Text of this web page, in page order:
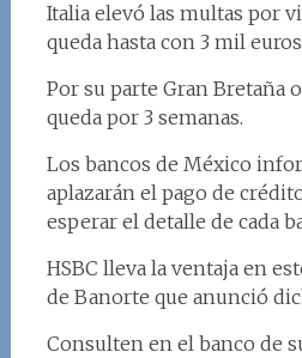
Italia elevó las multas por
queda hasta con 3 mil
Por su parte Gran Bretaña
queda por 3 semanas.
Los bancos de México
aplazarán el pago de
esperar el detalle de cada
HSBC lleva la ventaja en
de Banorte que anunció
Consulten en el banco de